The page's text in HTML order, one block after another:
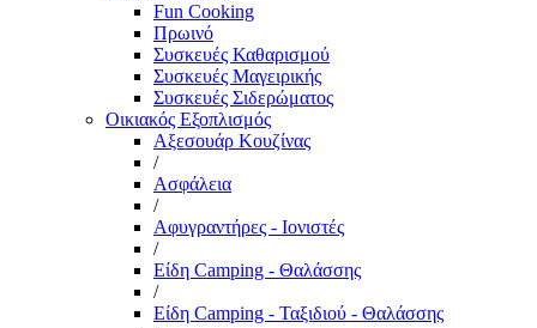
Fun Cooking
Πρωινό
Συσκευές Καθαρισμού
Συσκευές Μαγειρικής
Συσκευές Σιδερώματος
Οικιακός Εξοπλισμός
Αξεσουάρ Κουζίνας
/
Ασφάλεια
/
Αφυγραντήρες - Ιονιστές
/
Είδη Camping - Θαλάσσης
/
Είδη Camping - Ταξιδιού - Θαλάσσης